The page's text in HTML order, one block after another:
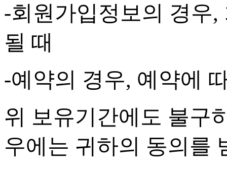
-회원가입정보의 경우,
될 때
-예약의 경우, 예약에
위 보유기간에도 불구
우에는 귀하의 동의를